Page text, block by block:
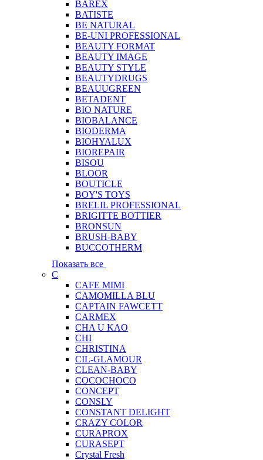
BAREX
BATISTE
BE NATURAL
BE-UNI PROFESSIONAL
BEAUTY FORMAT
BEAUTY IMAGE
BEAUTY STYLE
BEAUTYDRUGS
BEAUUGREEN
BETADENT
BIO NATURE
BIOBALANCE
BIODERMA
BIOHYALUX
BIOREPAIR
BISOU
BLOOR
BOUTICLE
BOY'S TOYS
BRELIL PROFESSIONAL
BRIGITTE BOTTIER
BRONSUN
BRUSH-BABY
BUCCOTHERM
Показать все
C
CAFE MIMI
CAMOMILLA BLU
CAPTAIN FAWCETT
CARMEX
CHA U KAO
CHI
CHRISTINA
CIL-GLAMOUR
CLEAN-BABY
COCOCHOCO
CONCEPT
CONSLY
CONSTANT DELIGHT
CRAZY COLOR
CURAPROX
CURASEPT
Crystal Fresh